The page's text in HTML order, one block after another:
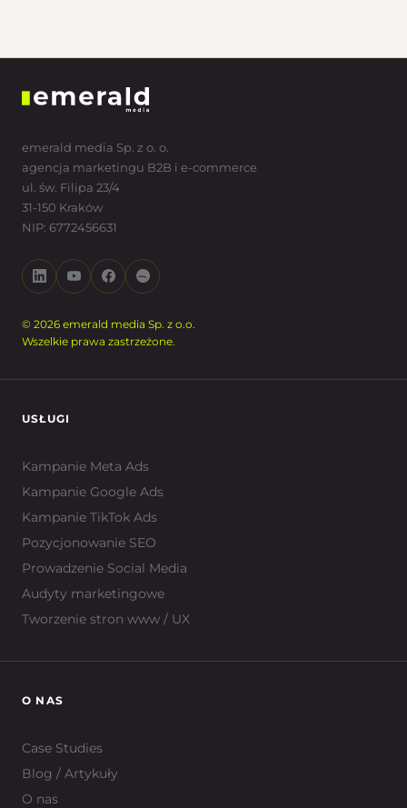
emerald media Sp. z o. o.
agencja marketingu B2B i e-commerce
ul. św. Filipa 23/4
31-150 Kraków
NIP: 6772456631
© 2026 emerald media Sp. z o.o.
Wszelkie prawa zastrzeżone.
USŁUGI
Kampanie Meta Ads
Kampanie Google Ads
Kampanie TikTok Ads
Pozycjonowanie SEO
Prowadzenie Social Media
Audyty marketingowe
Tworzenie stron www / UX
O NAS
Case Studies
Blog / Artykuły
O nas